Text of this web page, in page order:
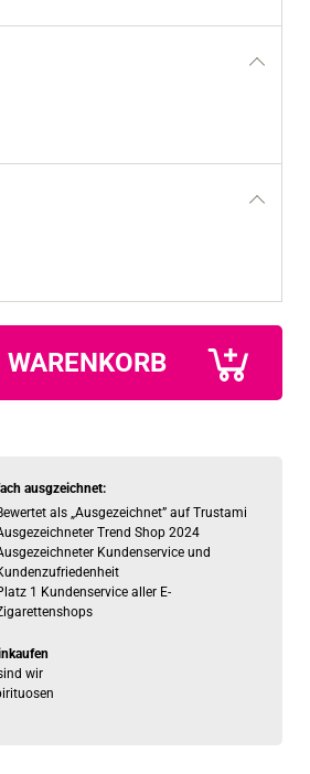
ausgzeichnet:
als „Ausgezeichnet” auf Trustami
Trend Shop 2024
Kundenservice und
1 Kundenservice aller E-
wir